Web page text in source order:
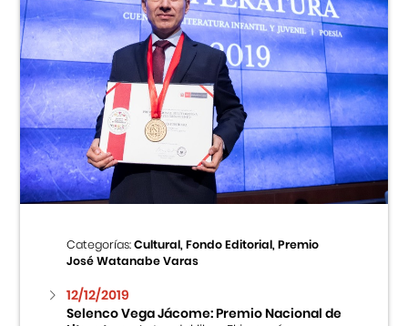
Categorías:Cultural, Fondo Editorial, Premio
José Watanabe Varas
12/12/2019
Selenco Vega Jácome: Premio Nacional de